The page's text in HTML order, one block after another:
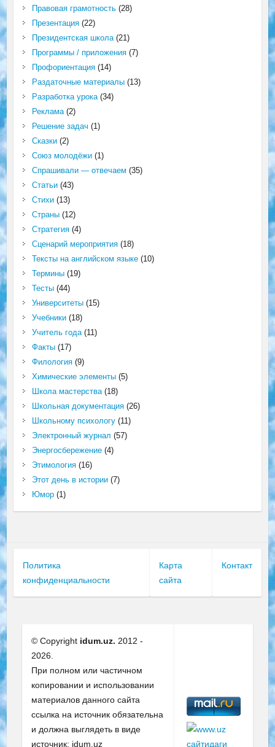
Правовая грамотность(28)
Презентация(22)
Президентская школа(21)
Программы / приложения(7)
Профориентация(14)
Раздаточные материалы(13)
Разработка урока(34)
Реклама(2)
Решение задач (1)
Сказки(2)
Союз молодёжи(1)
Спрашивали — отвечаем (35)
Статьи(43)
Стихи(13)
Страны(12)
Стратегия(4)
Сценарий мероприятия(18)
Тексты на английском языке(10)
Термины(19)
Тесты(44)
Университеты(15)
Учебники(18)
Учитель года(11)
Факты(17)
Филология(9)
Химические элементы(5)
Школа мастерства(18)
Школьная документация(26)
Школьному психологу(11)
Электронный журнал (57)
Энергосбережение(4)
Этимология(16)
Этот день в истории(7)
Юмор(1)
Политика
конфиденциальности
Карта
сайта
Контакт
© Copyright idum.uz. 2012 -
2026.
При полном или частичном
копировании и использовании
материалов данного сайта
ссылка на источник обязательна
и должна выглядеть в виде
источник: idum.uz